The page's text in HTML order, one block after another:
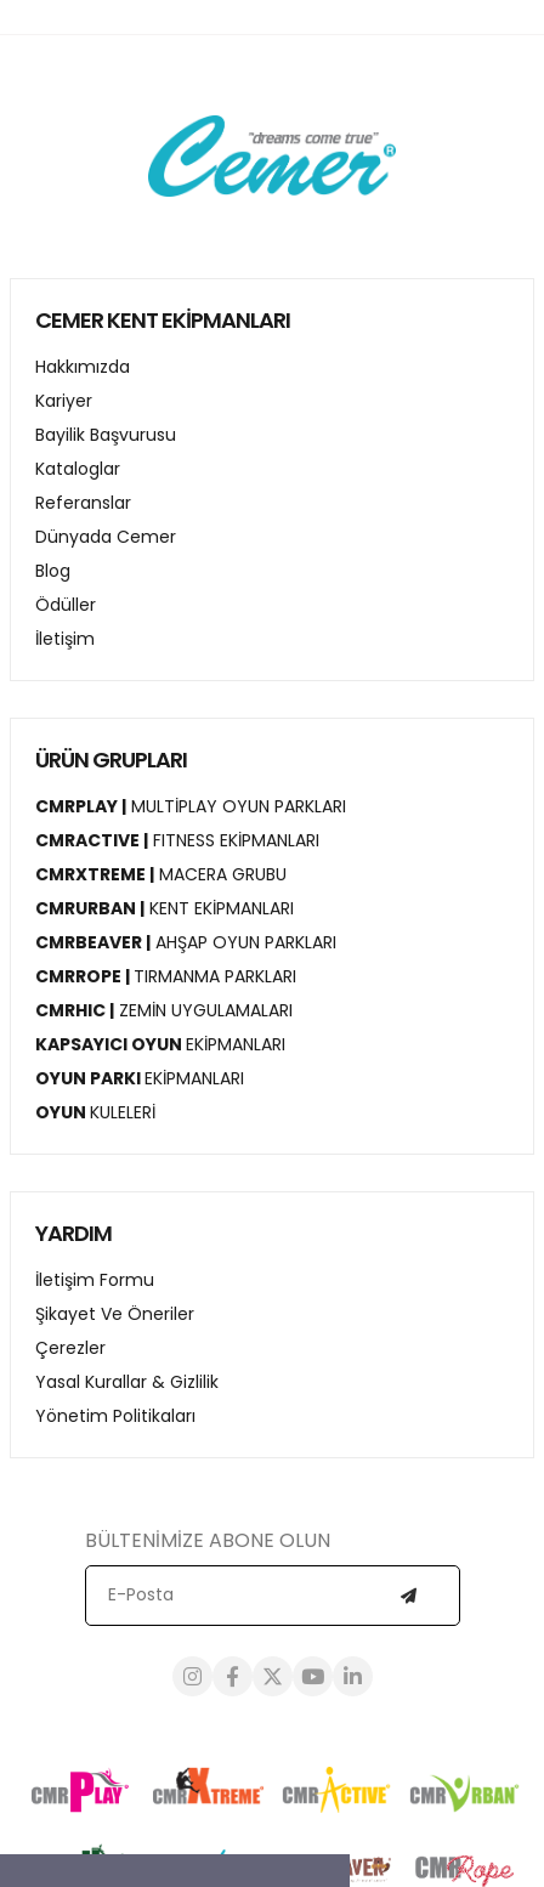
CEMER KENT EKİPMANLARI
Hakkımızda
Kariyer
Bayilik Başvurusu
Kataloglar
Referanslar
Dünyada Cemer
Blog
Ödüller
İletişim
ÜRÜN GRUPLARI
CMRPLAY | MULTİPLAY OYUN PARKLARI
CMRACTIVE | FITNESS EKİPMANLARI
CMRXTREME | MACERA GRUBU
CMRURBAN | KENT EKİPMANLARI
CMRBEAVER | AHŞAP OYUN PARKLARI
CMRROPE | TIRMANMA PARKLARI
CMRHIC | ZEMİN UYGULAMALARI
KAPSAYICI OYUN EKİPMANLARI
OYUN PARKIEKİPMANLARI
OYUN KULELERİ
YARDIM
İletişim Formu
Şikayet Ve Öneriler
Çerezler
Yasal Kurallar & Gizlilik
Yönetim Politikaları
BÜLTENİMİZE ABONE OLUN